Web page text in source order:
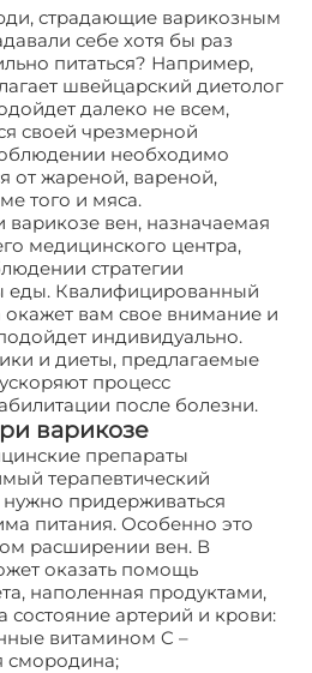
страдающие варикозным
себе хотя бы раз
питаться? Например,
швейцарский диетолог
далеко не всем,
своей чрезмерной
необходимо
от жареной, вареной,
того и мяса.
варикозе вен, назначаемая
медицинского центра,
стратегии
еды. Квалифицированный
вам свое внимание и
индивидуально.
и диеты, предлагаемые
процесс
после болезни.
варикозе
препараты
терапевтический
придерживаться
питания. Особенно это
расширении вен. В
оказать помощь
наполенная продуктами,
состояние артерий и крови:
витамином C –
смородина;